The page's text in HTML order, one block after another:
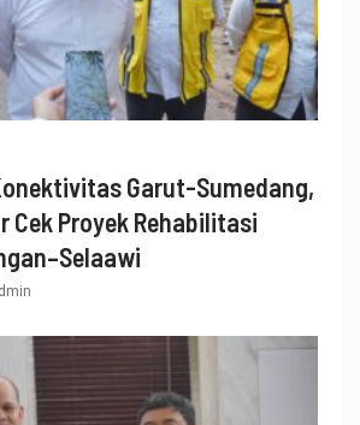
Garut-Sumedang,
Cek Proyek Rehabilitasi